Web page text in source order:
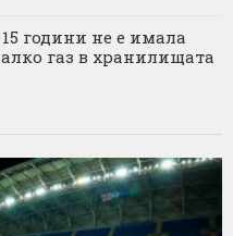
години не е имала
газ в хранилищата